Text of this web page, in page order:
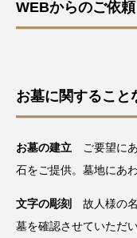
WEBからのご依
お墓に関すること
お墓の建立 ご要望に
石をご提供。墓地にあ
文字の彫刻
故人様の
墓を確認させていただ